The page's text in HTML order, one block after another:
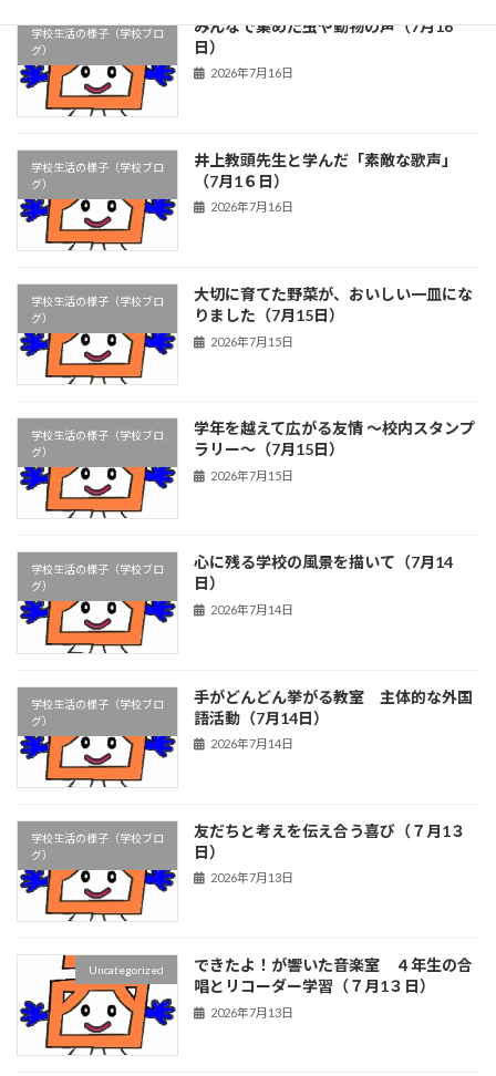
学校生活の様子（学校ブロ
グ）
みんなで集めた虫や動物の声（7月16
日）
2026年7月16日
学校生活の様子（学校ブロ
グ）
井上教頭先生と学んだ「素敵な歌声」
（7月1６日）
2026年7月16日
学校生活の様子（学校ブロ
グ）
大切に育てた野菜が、おいしい一皿にな
りました（7月15日）
2026年7月15日
学校生活の様子（学校ブロ
グ）
学年を越えて広がる友情 ～校内スタンプ
ラリー～（7月15日）
2026年7月15日
学校生活の様子（学校ブロ
グ）
心に残る学校の風景を描いて（7月14
日）
2026年7月14日
学校生活の様子（学校ブロ
グ）
手がどんどん挙がる教室 主体的な外国
語活動（7月14日）
2026年7月14日
学校生活の様子（学校ブロ
グ）
友だちと考えを伝え合う喜び（７月1３
日）
2026年7月13日
Uncategorized
できたよ！が響いた音楽室 ４年生の合
唱とリコーダー学習（７月1３日）
2026年7月13日